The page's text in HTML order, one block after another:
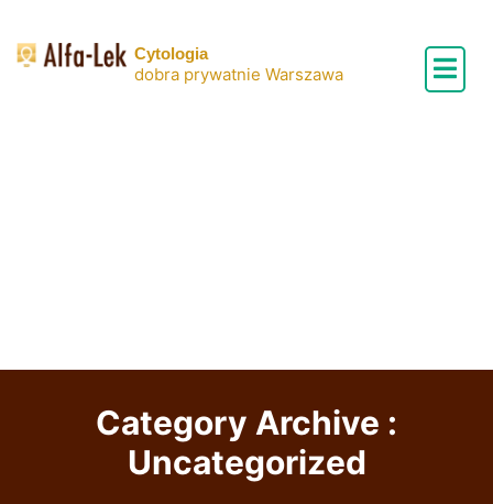
Cytologia
dobra prywatnie Warszawa
Category Archive :
Uncategorized